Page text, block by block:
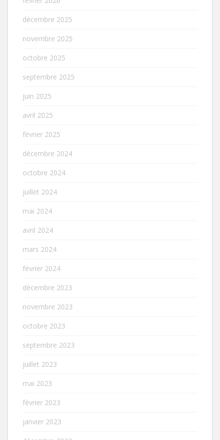
décembre 2025
novembre 2025
octobre 2025
septembre 2025
juin 2025
avril 2025
février 2025
décembre 2024
octobre 2024
juillet 2024
mai 2024
avril 2024
mars 2024
février 2024
décembre 2023
novembre 2023
octobre 2023
septembre 2023
juillet 2023
mai 2023
février 2023
janvier 2023